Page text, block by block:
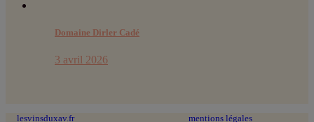
Domaine Dirler Cadé
3 avril 2026
lesvinsduxav.fr© 2024 tous droits réservés ~ mentions légales